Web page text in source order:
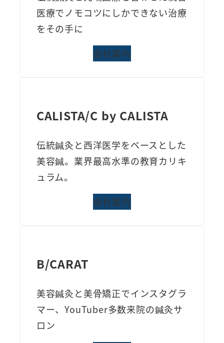
医療でノモコツにしかできない治療
をその手に
会社案内
CALISTA/C by CALISTA
伝統鍼灸と西洋医学をベースとした
美容鍼。業界最高水準の教育カリキ
ュラム。
会社案内
B/CARAT
美容鍼灸と美骨矯正でインスタグラ
マー、YouTuber多数来院の鍼灸サ
ロン